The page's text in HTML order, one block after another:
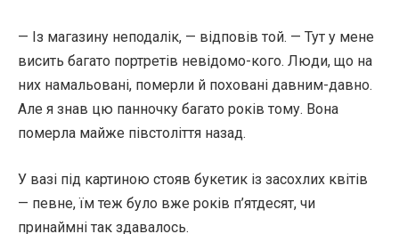
— Із магазину неподалік, — відповів той. — Тут у мене
висить багато портретів невідомо-кого. Люди, що на
них намальовані, померли й поховані давним-давно.
Але я знав цю панночку багато років тому. Вона
померла майже півстоліття назад.
У вазі під картиною стояв букетик із засохлих квітів
— певне, їм теж було вже років п’ятдесят, чи
принаймні так здавалось.